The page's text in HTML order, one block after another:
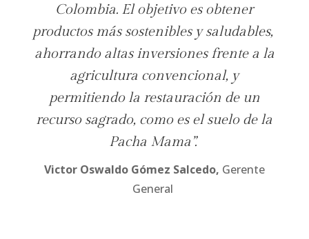
Colombia. El objetivo esobtener
productos más sostenibles y saludables,
ahorrando altas inversiones frente a la
agricultura convencional, y
permitiendo la restauración de un
recurso sagrado, como es el suelo de la
Pacha Mama ”.
Victor Oswaldo Gómez Salcedo, Gerente
General